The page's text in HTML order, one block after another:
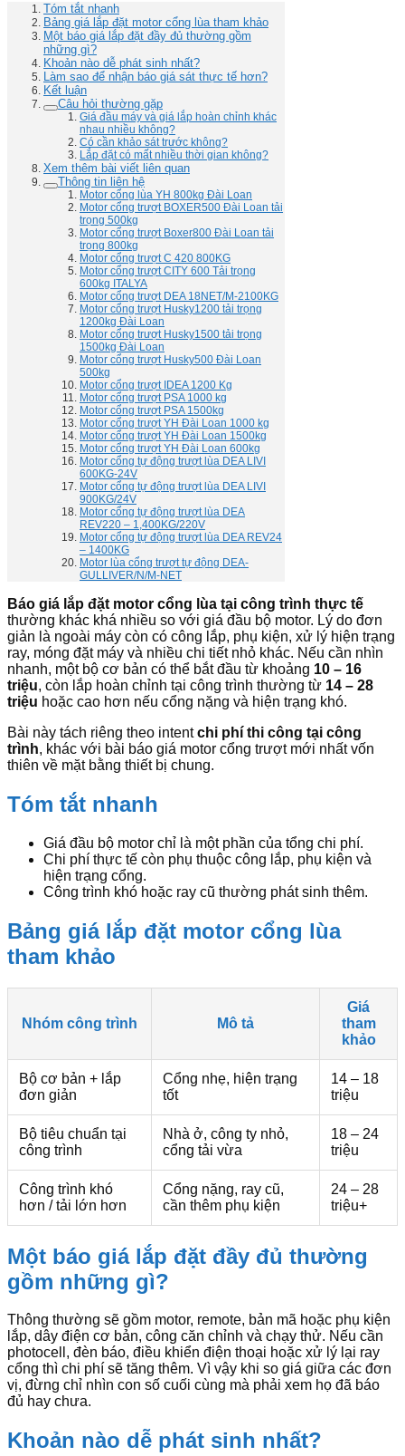
Tóm tắt nhanh
Bảng giá lắp đặt motor cổng lùa tham khảo
Một báo giá lắp đặt đầy đủ thường gồm
những gì?
Khoản nào dễ phát sinh nhất?
Làm sao để nhận báo giá sát thực tế hơn?
Kết luận
Câu hỏi thường gặp
Giá đầu máy và giá lắp hoàn chỉnh khác
nhau nhiều không?
Có cần khảo sát trước không?
Lắp đặt có mất nhiều thời gian không?
Xem thêm bài viết liên quan
Thông tin liên hệ
Motor cổng lùa YH 800kg Đài Loan
Motor cổng trượt BOXER500 Đài Loan tải
trọng 500kg
Motor cổng trượt Boxer800 Đài Loan tải
trọng 800kg
Motor cổng trượt C 420 800KG
Motor cổng trượt CITY 600 Tải trọng
600kg ITALYA
Motor cổng trượt DEA 18NET/M-2100KG
Motor cổng trượt Husky1200 tải trọng
1200kg Đài Loan
Motor cổng trượt Husky1500 tải trọng
1500kg Đài Loan
Motor cổng trượt Husky500 Đài Loan
500kg
Motor cổng trượt IDEA 1200 Kg
Motor cổng trượt PSA 1000 kg
Motor cổng trượt PSA 1500kg
Motor cổng trượt YH Đài Loan 1000 kg
Motor cổng trượt YH Đài Loan 1500kg
Motor cổng trượt YH Đài Loan 600kg
Motor cổng tự động trượt lùa DEA LIVI
600KG-24V
Motor cổng tự động trượt lùa DEA LIVI
900KG/24V
Motor cổng tự động trượt lùa DEA
REV220 – 1,400KG/220V
Motor cổng tự động trượt lùa DEA REV24
– 1400KG
Motor lùa cổng trượt tự động DEA-
GULLIVER/N/M-NET
Báo giá lắp đặt motor cổng lùa tại công trình thực tế
thường khác khá nhiều so với giá đầu bộ motor. Lý do đơn
giản là ngoài máy còn có công lắp, phụ kiện, xử lý hiện trạng
ray, móng đặt máy và nhiều chi tiết nhỏ khác. Nếu cần nhìn
nhanh, một bộ cơ bản có thể bắt đầu từ khoảng 10 – 16
triệu, còn lắp hoàn chỉnh tại công trình thường từ 14 – 28
triệu hoặc cao hơn nếu cổng nặng và hiện trạng khó.
Bài này tách riêng theo intentchi phí thi công tại công
trình, khác với bài báo giá motor cổng trượt mới nhất vốn
thiên về mặt bằng thiết bị chung.
Tóm tắt nhanh
Giá đầu bộ motor chỉ là một phần của tổng chi phí.
Chi phí thực tế còn phụ thuộc công lắp, phụ kiện và
hiện trạng cổng.
Công trình khó hoặc ray cũ thường phát sinh thêm.
Bảng giá lắp đặt motor cổng lùa
tham khảo
Nhóm công trình Mô tả
Giá
tham
khảo
Bộ cơ bản + lắp
đơn giản
Cổng nhẹ, hiện trạng
tốt
14 – 18
triệu
Bộ tiêu chuẩn tại
công trình
Nhà ở, công ty nhỏ,
cổng tải vừa
18 – 24
triệu
Công trình khó
hơn / tải lớn hơn
Cổng nặng, ray cũ,
cần thêm phụ kiện
24 – 28
triệu+
Một báo giá lắp đặt đầy đủ thường
gồm những gì?
Thông thường sẽ gồm motor, remote, bản mã hoặc phụ kiện
lắp, dây điện cơ bản, công căn chỉnh và chạy thử. Nếu cần
photocell, đèn báo, điều khiển điện thoại hoặc xử lý lại ray
cổng thì chi phí sẽ tăng thêm. Vì vậy khi so giá giữa các đơn
vị, đừng chỉ nhìn con số cuối cùng mà phải xem họ đã báo
đủ hay chưa.
Khoản nào dễ phát sinh nhất?